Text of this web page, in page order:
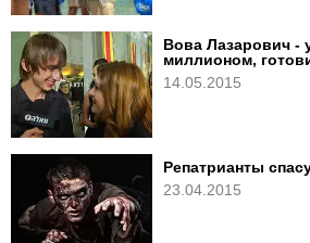
Вова Лазарович -
миллионом,
14.05.2015
Репатрианты
23.04.2015